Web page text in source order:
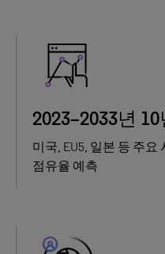
2023–2033년
미국, EU5, 일본 등 주
점유율 예측